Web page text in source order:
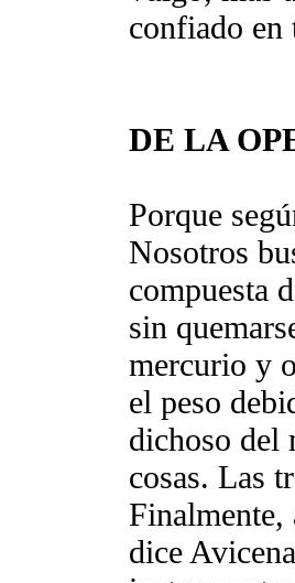
confiado en
DE LA
Porque
Nosotros
compuesta
sin
mercurio y
el peso
dichoso del
cosas. Las
Finalmente,
dice